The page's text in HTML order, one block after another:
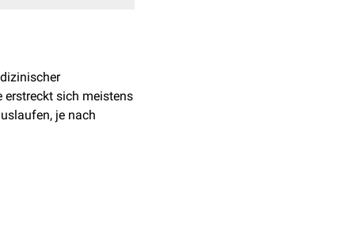
erstreckt sich meistens
je nach